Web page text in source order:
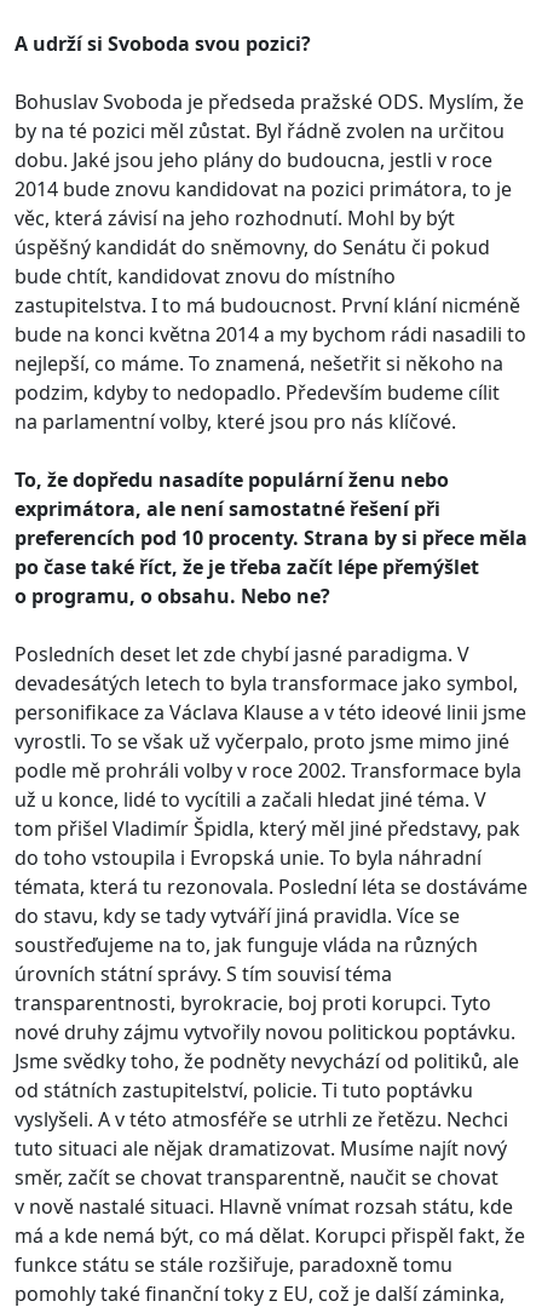
A udrží si Svoboda svou pozici?
Bohuslav Svoboda je předseda pražské ODS. Myslím, že
by na té pozici měl zůstat. Byl řádně zvolen na určitou
dobu. Jaké jsou jeho plány do budoucna, jestli v roce
2014 bude znovu kandidovat na pozici primátora, to je
věc, která závisí na jeho rozhodnutí. Mohl by být
úspěšný kandidát do sněmovny, do Senátu či pokud
bude chtít, kandidovat znovu do místního
zastupitelstva. I to má budoucnost. První klání nicméně
bude na konci května 2014 a my bychom rádi nasadili to
nejlepší, co máme. To znamená, nešetřit si někoho na
podzim, kdyby to nedopadlo. Především budeme cílit
na parlamentní volby, které jsou pro nás klíčové.
To, že dopředu nasadíte populární ženu nebo
exprimátora, ale není samostatné řešení při
preferencích pod 10 procenty. Strana by si přece měla
po čase také říct, že je třeba začít lépe přemýšlet
o programu, o obsahu. Nebo ne?
Posledních deset let zde chybí jasné paradigma. V
devadesátých letech to byla transformace jako symbol,
personifikace za Václava Klause a v této ideové linii jsme
vyrostli. To se však už vyčerpalo, proto jsme mimo jiné
podle mě prohráli volby v roce 2002. Transformace byla
už u konce, lidé to vycítili a začali hledat jiné téma. V
tom přišel Vladimír Špidla, který měl jiné představy, pak
do toho vstoupila i Evropská unie. To byla náhradní
témata, která tu rezonovala. Poslední léta se dostáváme
do stavu, kdy se tady vytváří jiná pravidla. Více se
soustřeďujeme na to, jak funguje vláda na různých
úrovních státní správy. S tím souvisí téma
transparentnosti, byrokracie, boj proti korupci. Tyto
nové druhy zájmu vytvořily novou politickou poptávku.
Jsme svědky toho, že podněty nevychází od politiků, ale
od státních zastupitelství, policie. Ti tuto poptávku
vyslyšeli. A v této atmosféře se utrhli ze řetězu. Nechci
tuto situaci ale nějak dramatizovat. Musíme najít nový
směr, začít se chovat transparentně, naučit se chovat
v nově nastalé situaci. Hlavně vnímat rozsah státu, kde
má a kde nemá být, co má dělat. Korupci přispěl fakt, že
funkce státu se stále rozšiřuje, paradoxně tomu
pomohly také finanční toky z EU, což je další záminka,